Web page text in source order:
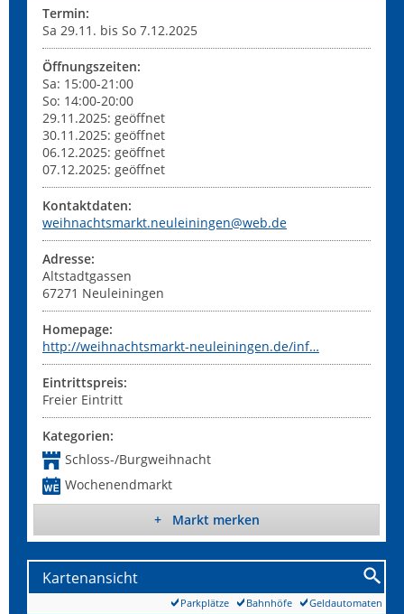
Termin:
Sa 29.11. bis So 7.12.2025
Öffnungszeiten:
Sa: 15:00-21:00
So: 14:00-20:00
29.11.2025: geöffnet
30.11.2025: geöffnet
06.12.2025: geöffnet
07.12.2025: geöffnet
Kontaktdaten:
weihnachtsmarkt.neuleiningen@web.de
Adresse:
Altstadtgassen
67271 Neuleiningen
Homepage:
http://weihnachtsmarkt-neuleiningen.de/inf…
Eintrittspreis:
Freier Eintritt
Kategorien:
Schloss-/Burgweihnacht
Wochenendmarkt
+ Markt merken
Kartenansicht
Geldautomaten
Bahnhöfe
Parkplätze